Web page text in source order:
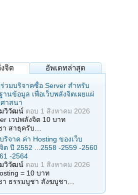
จิต อัพเดทล่าสุด
วมบริจาคซื้อ Server สำหรับ
านข้อมูล เพื่อเว็บพลังจิตเผยแผ่
าสนา
วิวัฒน์ ตอบ 1 สิงหาคม 2026
เวปพลังจิต 10 บาท
า สาธุครับ…
ริจาค ค่า Hosting ของเว็บ
ต ปี 2552 ...2558 -2559 -2560
-2564
วิวัฒน์ ตอบ 1 สิงหาคม 2026
= 10 บาท
า ธรรมบูชา สังฆบูชา…